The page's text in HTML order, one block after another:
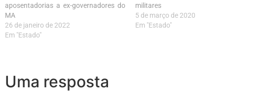
aposentadorias a ex-governadores do
MA
26 de janeiro de 2022
Em "Estado"
militares
5 de março de 2020
Em "Estado"
Uma resposta